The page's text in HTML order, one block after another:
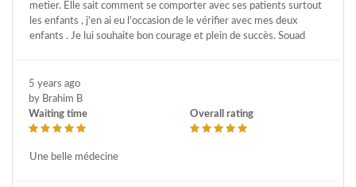
metier. Elle sait comment se comporter avec ses patients surtout
les enfants , j'en ai eu l'occasion de le vérifier avec mes deux
enfants . Je lui souhaite bon courage et plein de succès. Souad
5 years ago
by Brahim B
Waiting time
Overall rating
Une belle médecine